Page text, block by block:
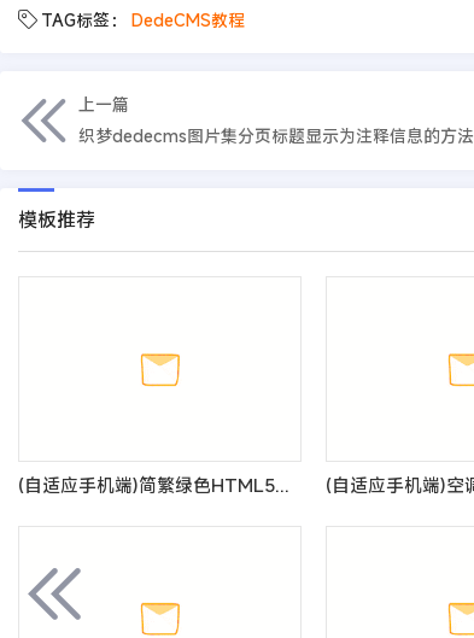
TAG标签： DedeCMS教程
上一篇
织梦dedecms图片集分页标题显示为注释信息的方法
模板推荐
(自适应手机端)简繁绿色HTML5响应式环保设备pbootcms模板 环保科技公司网站源码